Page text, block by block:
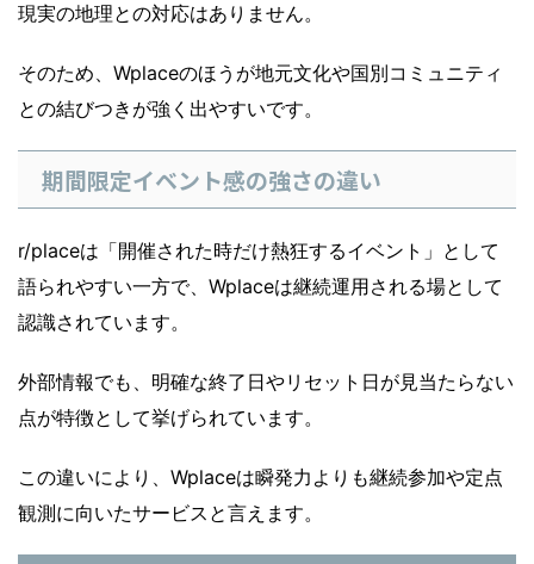
現実の地理との対応はありません。
そのため、Wplaceのほうが地元文化や国別コミュニティ
との結びつきが強く出やすいです。
期間限定イベント感の強さの違い
r/placeは「開催された時だけ熱狂するイベント」として
語られやすい一方で、Wplaceは継続運用される場として
認識されています。
外部情報でも、明確な終了日やリセット日が見当たらない
点が特徴として挙げられています。
この違いにより、Wplaceは瞬発力よりも継続参加や定点
観測に向いたサービスと言えます。